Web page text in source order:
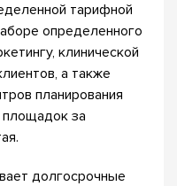
тарифной
определенного
клинической
а также
планирования
площадок за
долгосрочные